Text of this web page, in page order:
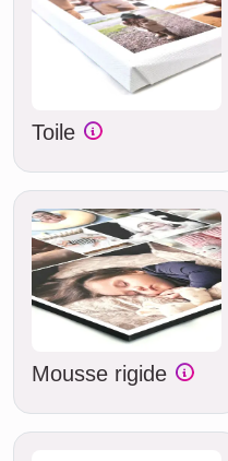
Toile
Mousse rigide